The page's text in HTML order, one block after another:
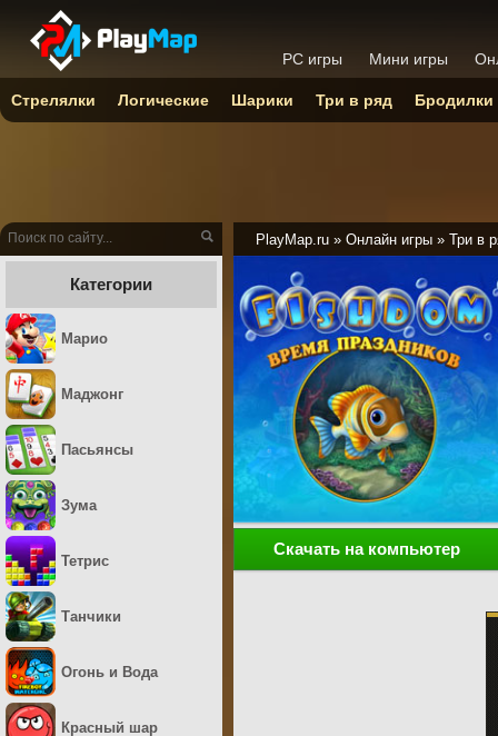
PlayMap.ru » Онлайн игры » Три в
Скачать на компьютер
Категории
Марио
Маджонг
Пасьянсы
Зума
Тетрис
Танчики
Огонь и Вода
Красный шар
PC игры Мини игры
Стрелялки Логические Шарики Три в ряд Бродилки